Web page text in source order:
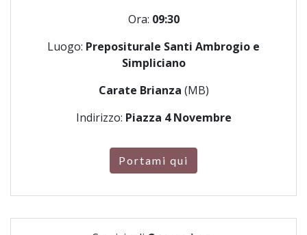
Ora: 09:30
Luogo: Prepositurale Santi Ambrogio e
Simpliciano
Carate Brianza (MB)
Indirizzo: Piazza 4 Novembre
Portami qui